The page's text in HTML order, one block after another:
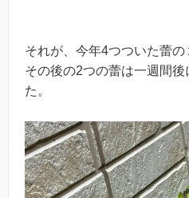
それが、今年4つついた蕾の
その後の2つの蕾は一週間
た。